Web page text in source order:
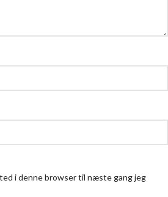
i denne browser til næste gang jeg